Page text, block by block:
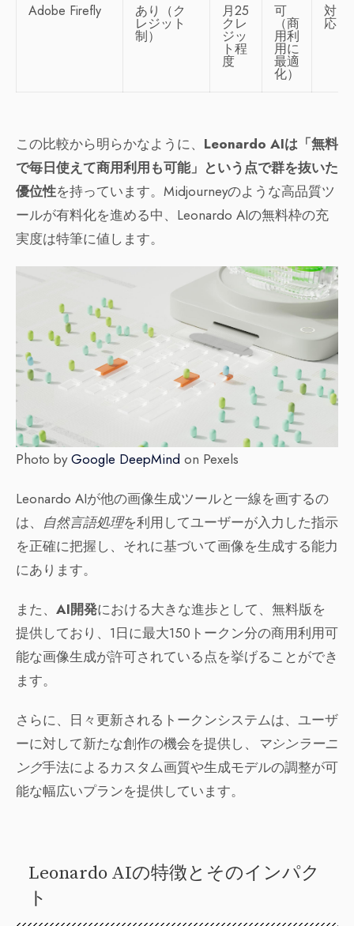
Adobe Firefly あり（ク
レジット
制）
月25
クレ
ジッ
ト程
度
可
（商
用利
用に
最適
化）
対
応
この比較から明らかなように、 Leonardo AIは「無料
で毎日使えて商用利用も可能」という点で群を抜いた
優位性を持っています。Midjourneyのような高品質ツ
ールが有料化を進める中、Leonardo AIの無料枠の充
実度は特筆に値します。
Photo byGoogle DeepMind on Pexels
Leonardo AIが他の画像生成ツールと一線を画するの
は、 自然言語処理を利用してユーザーが入力した指示
を正確に把握し、それに基づいて画像を生成する能力
にあります。
また、 AI開発における大きな進歩として、無料版を
提供しており、1日に最大150トークン分の商用利用可
能な画像生成が許可されている点を挙げることができ
ます。
さらに、日々更新されるトークンシステムは、ユーザ
ーに対して新たな創作の機会を提供し、
マシンラーニ
ング手法によるカスタム画質や生成モデルの調整が可
能な幅広いプランを提供しています。
Leonardo AIの特徴とそのインパク
ト